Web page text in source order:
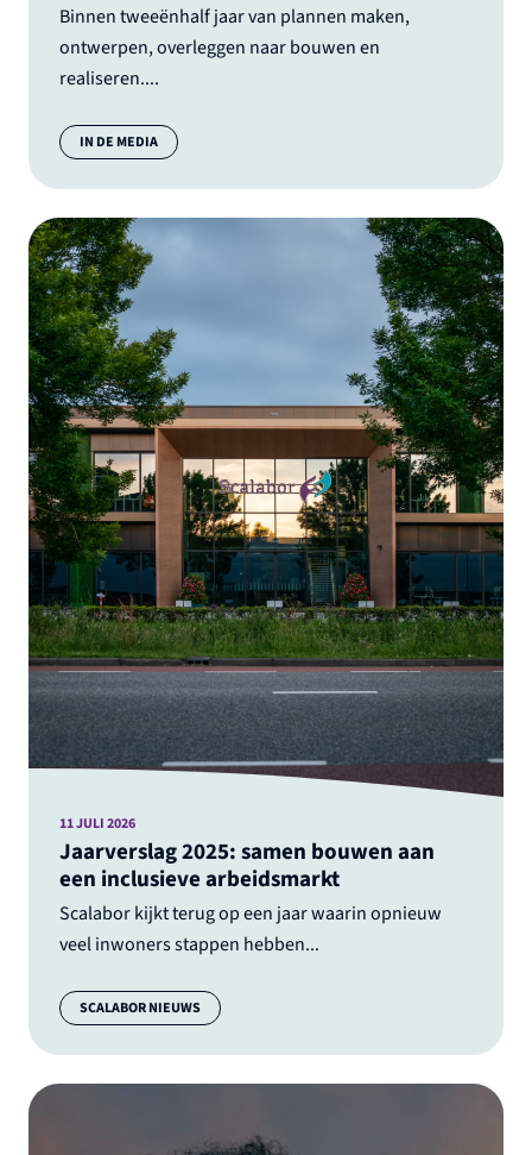
Binnen tweeënhalf jaar van plannen maken,
ontwerpen, overleggen naar bouwen en
realiseren....
Categorie:
IN DE MEDIA
Jaarverslag 2025: samen bouwen aan
een inclusieve arbeidsmarkt
Scalabor kijkt terug op een jaar waarin opnieuw
veel inwoners stappen hebben...
11 JULI 2026
Categorie:
SCALABOR NIEUWS